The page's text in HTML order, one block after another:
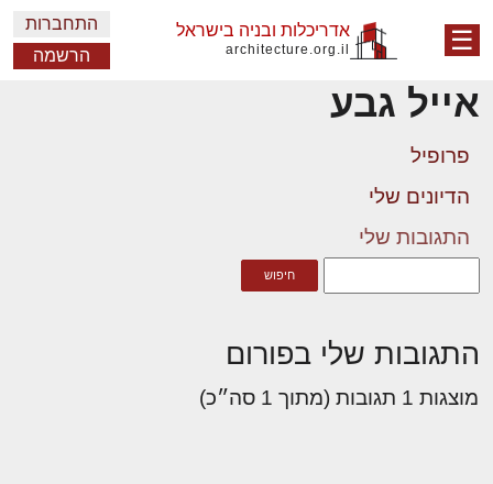
☰ אדריכלות ובניה בישראל
architecture.org.il
התחברות
הרשמה
אייל גבע
פרופיל
הדיונים שלי
התגובות שלי
התגובות שלי בפורום
מוצגות 1 תגובות (מתוך 1 סה״כ)